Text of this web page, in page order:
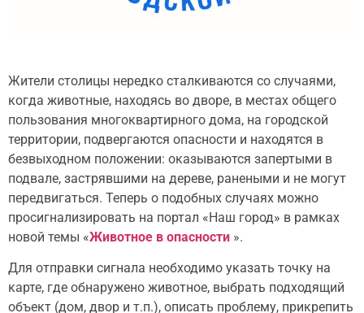
Жители столицы нередко сталкиваются со случаями,
когда животные, находясь во дворе, в местах общего
пользования многоквартирного дома, на городской
территории, подвергаются опасности и находятся в
безвыходном положении: оказываются запертыми в
подвале, застрявшими на дереве, ранеными и не могут
передвигаться. Теперь о подобных случаях можно
просигнализировать на портал «Наш город» в рамках
новой темы «Животное в опасности ».
Для отправки сигнала необходимо указать точку на
карте, где обнаружено животное, выбрать подходящий
объект (дом, двор и т.п.), описать проблему, прикрепить